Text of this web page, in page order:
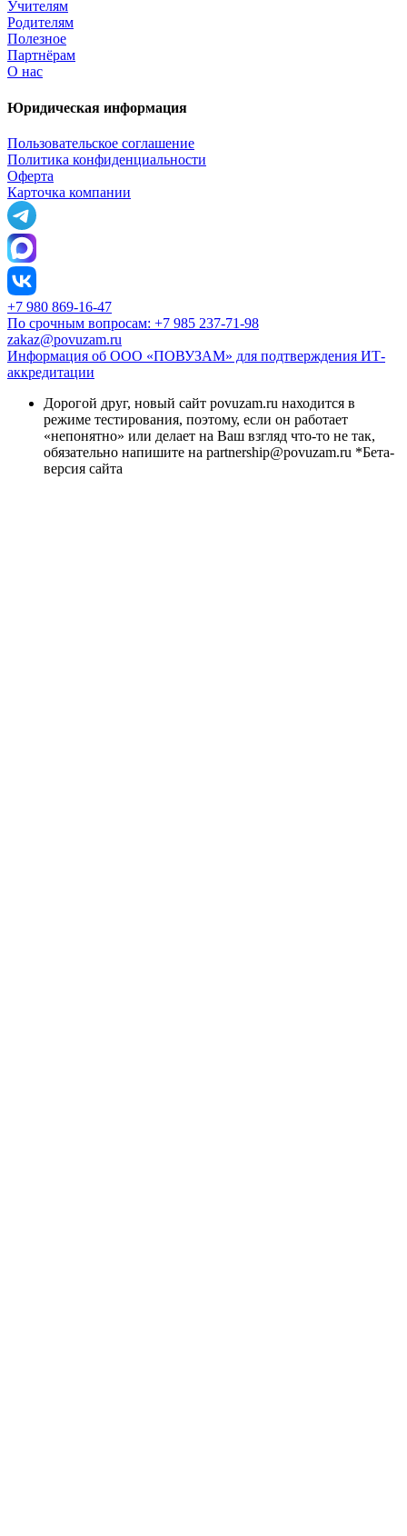
Учителям
Родителям
Полезное
Партнёрам
О нас
Юридическая информация
Пользовательское соглашение
Политика конфиденциальности
Оферта
Карточка компании
+7 980 869-16-47
По срочным вопросам: +7 985 237-71-98
zakaz@povuzam.ru
Информация об ООО «ПОВУЗАМ» для подтверждения ИТ-
аккредитации
Дорогой друг, новый сайт povuzam.ru находится в
режиме тестирования, поэтому, если он работает
«непонятно» или делает на Ваш взгляд что-то не так,
обязательно напишите на partnership@povuzam.ru *Бета-
версия сайта